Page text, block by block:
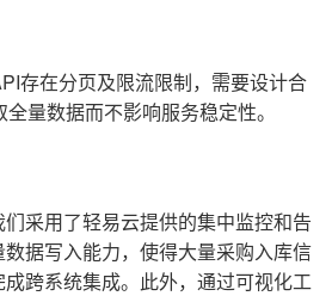
存在分页及限流限制，需要设计合
量数据而不影响服务稳定性。
采用了轻易云提供的集中监控和告
据写入能力，使得大量采购入库信
跨系统集成。此外，通过可视化工